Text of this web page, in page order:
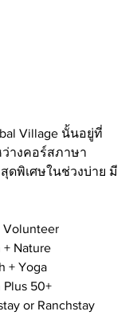
Village นั้นอยู่ที่
างคอร์สภาษา
ดพิเศษในช่วงบ่าย มี
Volunteer
+ Nature
+ Yoga
Plus 50+
or Ranchstay